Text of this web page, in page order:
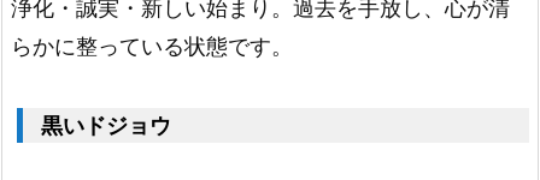
ウ
黒
浄化・誠実・新しい始まり。過去を手放し、心が清
らかに整っている状態です。
黒いドジョウ